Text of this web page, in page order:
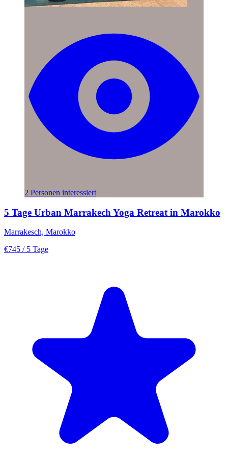
2 Personen interessiert
5 Tage Urban Marrakech Yoga Retreat in Marokko
Marrakesch, Marokko
€745 / 5 Tage